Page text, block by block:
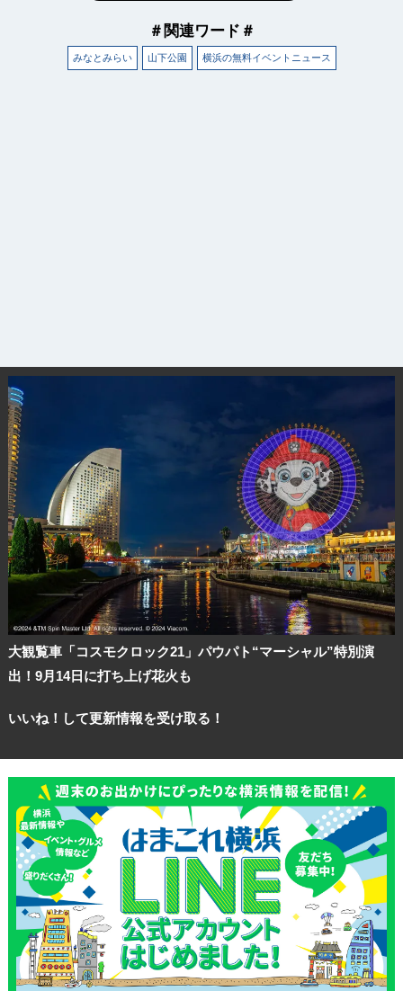
＃関連ワード＃
みなとみらい 山下公園 横浜の無料イベントニュース
大観覧車「コスモクロック21」パウパト“マーシャル”特別演
出！9月14日に打ち上げ花火も
いいね！して更新情報を受け取る！